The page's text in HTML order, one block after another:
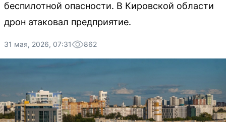
беспилотной опасности. В Кировской области
дрон атаковал предприятие.
31 мая, 2026, 07:31 862